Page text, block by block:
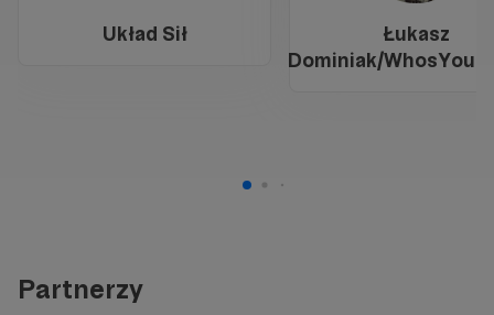
Układ Sił
Łukasz
Dominiak/
Partnerzy